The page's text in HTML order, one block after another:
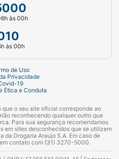
às 00h
às 00h
de Uso
Privacidade
19
Ética e Conduta
que o seu site oficial corresponde ao
reconhecendo qualquer outro que
Para sua segurança recomendamos
em sites desconhecidos que se utilizem
da Drogaria Araujo S.A. Em caso de
contato com (31) 3270-5000.